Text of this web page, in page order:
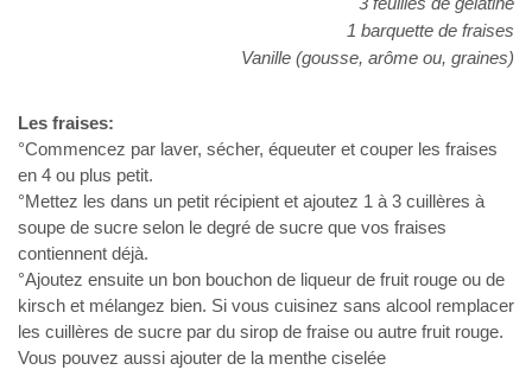
1 barquette de fraises
Vanille (gousse, arôme ou, graines)
Les fraises:
°Commencez par laver, sécher, équeuter et couper les fraises
en 4 ou plus petit.
°Mettez les dans un petit récipient et ajoutez 1 à 3 cuillères à
soupe de sucre selon le degré de sucre que vos fraises
contiennent déjà.
°Ajoutez ensuite un bon bouchon de liqueur de fruit rouge ou de
kirsch et mélangez bien. Si vous cuisinez sans alcool remplacer
les cuillères de sucre par du sirop de fraise ou autre fruit rouge.
Vous pouvez aussi ajouter de la menthe ciselée